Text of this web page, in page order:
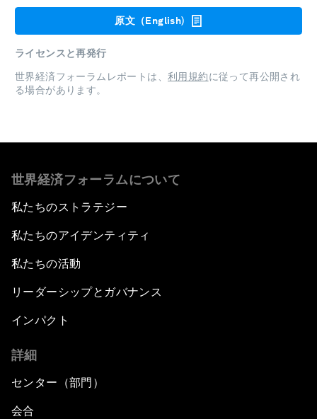
原文（English)
ライセンスと再発行
世界経済フォーラムレポートは、 利用規約に従って再公開され
る場合があります。
世界経済フォーラムについて
私たちのストラテジー
私たちのアイデンティティ
私たちの活動
リーダーシップとガバナンス
インパクト
詳細
センター（部門）
会合